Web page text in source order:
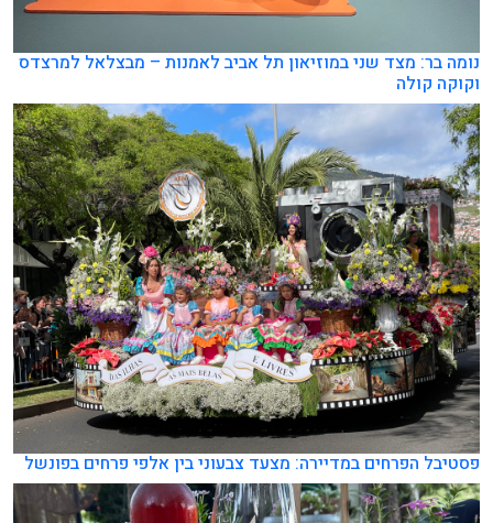
נומה בר: מצד שני במוזיאון תל אביב לאמנות – מבצלאל למרצדס
וקוקה קולה
פסטיבל הפרחים במדיירה: מצעד צבעוני בין אלפי פרחים בפונשל